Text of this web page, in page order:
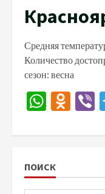
Средняя
Количество
сезон: весна
ПОИСК